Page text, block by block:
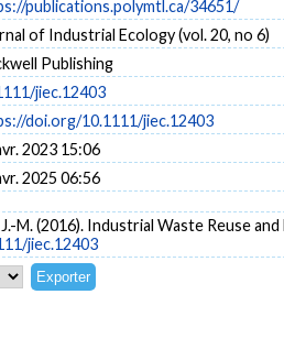
publications.polymtl.ca/34651/
of Industrial Ecology (vol. 20, no 6)
Publishing
jiec.12403
doi.org/10.1111/jiec.12403
2023 15:06
2025 06:56
M. (2016). Industrial Waste Reuse
jiec.12403